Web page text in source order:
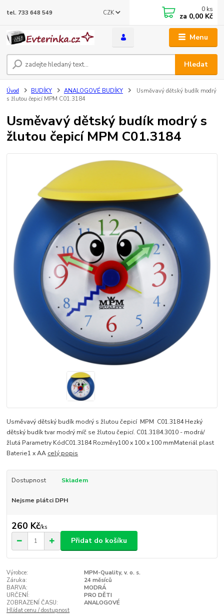
Menu
CZK
Hledat
tel. 733 648 549 0 ks
za 0,00 Kč
Úvod BUDÍKY ANALOGOVÉ BUDÍKY
Usměvavý dětský budík modrý
s žlutou čepicí MPM C01.3184
Usměvavý dětský budík modrý s
žlutou čepicí MPM C01.3184
Usměvavý dětský budík modrý s žlutou čepicí MPM C01.3184 Hezký
dětský budík tvar modrý míč se žlutou čepicí. C01.3184.3010 - modrá/
žlutá Parametry KódC01.3184 Rozměry100 x 100 x 100 mmMateriál plast
Baterie1 x AA celý popis
Dostupnost Skladem
Nejsme plátci DPH
260 Kč/ks
Přidat do košíku
Výrobce:
MPM-Quality, v. o. s.
Záruka:
24 měsíců
BARVA:
MODRÁ
URČENÍ:
PRO DĚTI
ZOBRAZENÍ ČASU:
ANALOGOVÉ
Hlídat cenu / dostupnost